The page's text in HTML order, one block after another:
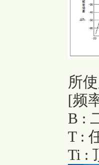
所
[频
B :
T :
Ti :